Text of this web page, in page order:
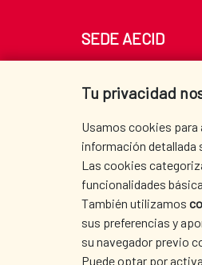
Tu privacidad
Usamos cookies para
información detallada
Las cookies
funcionalidades
También utilizamos
sus preferencias y
su navegador previo
Puede optar por
SEDE AECID
Tel. +34 900 20 30 54​​​​​​​